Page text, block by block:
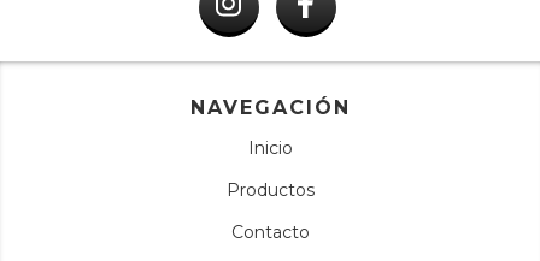
NAVEGACIÓN
Inicio
Productos
Contacto